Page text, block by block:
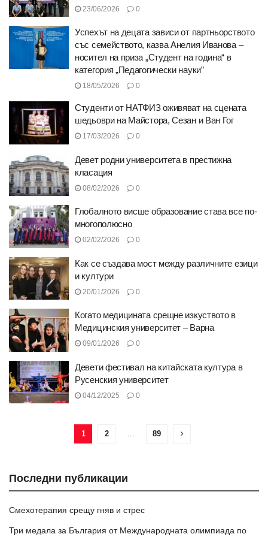
23/06/2026 0
Успехът на децата зависи от партньорството
със семейството, казва Анелия Иванова –
носител на приза „Студент на година“ в
категория „Педагогически науки”
18/05/2026 0
Студенти от НАТФИЗ оживяват на сцената
шедьоври на Майстора, Сезан и Ван Гог
17/03/2026 0
Девет родни университета в престижна
класация
08/02/2026 0
Глобалното висше образование става все по-
многополюсно
02/02/2026 0
Как се създава мост между различните езици
и култури
20/01/2026 0
Когато медицината срещне изкуството в
Медицинския университет – Варна
09/01/2026 0
Девети фестивал на китайската култура в
Русенския университет
04/12/2025 0
1 2 … 89
Последни публикации
Смехотерапия срещу гняв и стрес
Три медала за България от Международната олимпиада по